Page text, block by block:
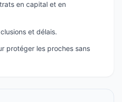
en capital et en
et délais.
protéger les proches sans